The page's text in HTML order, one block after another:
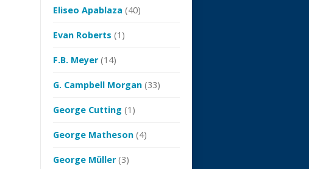
Eliseo Apablaza (40)
Evan Roberts (1)
F.B. Meyer(14)
G. Campbell Morgan (33)
George Cutting (1)
George Matheson (4)
George Müller(3)